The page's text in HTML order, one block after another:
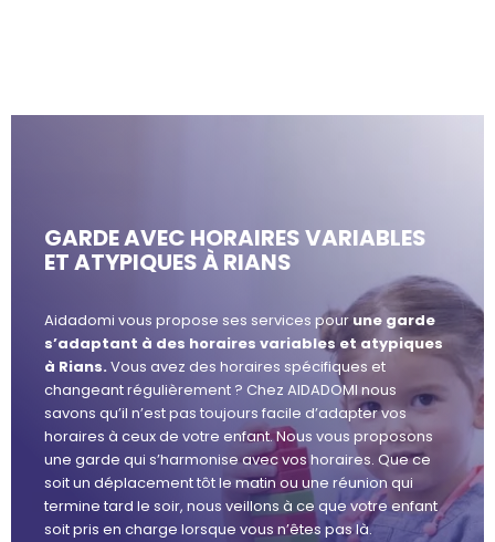
GARDE AVEC HORAIRES VARIABLES
ET ATYPIQUES À RIANS
Aidadomi vous propose ses services pour une garde
s’adaptant à des horaires variables et atypiques
à Rians. Vous avez des horaires spécifiques et
changeant régulièrement ? Chez AIDADOMI nous
savons qu’il n’est pas toujours facile d’adapter vos
horaires à ceux de votre enfant. Nous vous proposons
une garde qui s’harmonise avec vos horaires. Que ce
soit un déplacement tôt le matin ou une réunion qui
termine tard le soir, nous veillons à ce que votre enfant
soit pris en charge lorsque vous n’êtes pas là.